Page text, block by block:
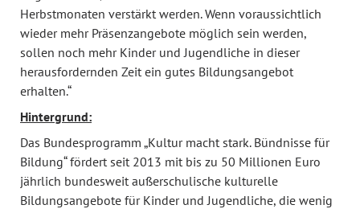
Herbstmonaten verstärkt werden. Wenn voraussichtlich
wieder mehr Präsenzangebote möglich sein werden,
sollen noch mehr Kinder und Jugendliche in dieser
herausfordernden Zeit ein gutes Bildungsangebot
erhalten.“
Hintergrund:
Das Bundesprogramm „Kultur macht stark. Bündnisse für
Bildung“ fördert seit 2013 mit bis zu 50 Millionen Euro
jährlich bundesweit außerschulische kulturelle
Bildungsangebote für Kinder und Jugendliche, die wenig